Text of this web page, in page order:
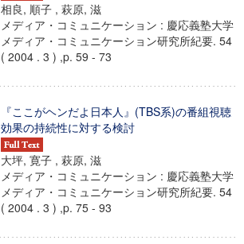
相良, 順子 , 萩原, 滋
メディア・コミュニケーション : 慶応義塾大学
メディア・コミュニケーション研究所紀要. 54
( 2004 . 3 ) ,p. 59 - 73
『ここがヘンだよ日本人』(TBS系)の番組視聴
効果の持続性に対する検討
大坪, 寛子 , 萩原, 滋
メディア・コミュニケーション : 慶応義塾大学
メディア・コミュニケーション研究所紀要. 54
( 2004 . 3 ) ,p. 75 - 93